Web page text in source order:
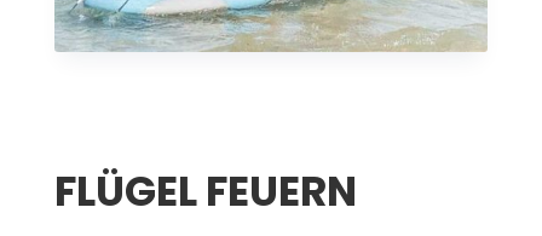
FLÜGEL FEUERN